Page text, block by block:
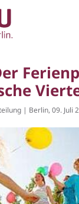
| Berlin, 09. Juli